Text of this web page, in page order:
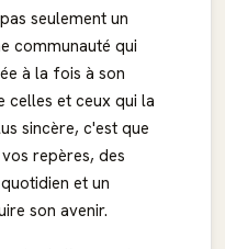
seulement un
communauté qui
à la fois à son
celles et ceux qui la
sincère, c'est que
repères, des
et un
son avenir.